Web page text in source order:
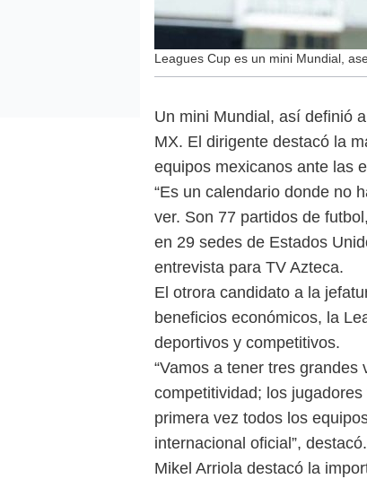
Leagues Cup es un mini Mundial,
Un mini Mundial, así definió
MX. El dirigente destacó la
equipos mexicanos ante las
“Es un calendario donde no
ver. Son 77 partidos de
en 29 sedes de Estados
entrevista para TV Azteca.
El otrora candidato a la
beneficios económicos, la
deportivos y competitivos.
“Vamos a tener tres
competitividad; los
primera vez todos los
internacional oficial”, destacó.
Mikel Arriola destacó la